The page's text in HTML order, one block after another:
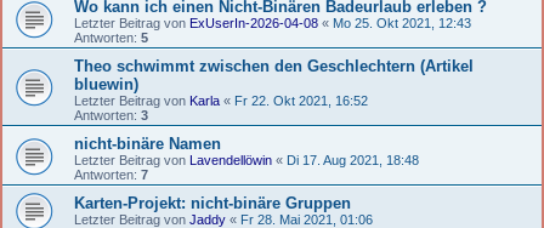
Wo kann ich einen Nicht-Binären Badeurlaub erleben ?
Letzter Beitrag von ExUserIn-2026-04-08 « Mo 25. Okt 2021, 12:43
Antworten: 5
Theo schwimmt zwischen den Geschlechtern (Artikel
bluewin)
Letzter Beitrag von Karla « Fr 22. Okt 2021, 16:52
Antworten: 3
nicht-binäre Namen
Letzter Beitrag von Lavendellöwin « Di 17. Aug 2021, 18:48
Antworten: 7
Karten-Projekt: nicht-binäre Gruppen
Letzter Beitrag von Jaddy « Fr 28. Mai 2021, 01:06